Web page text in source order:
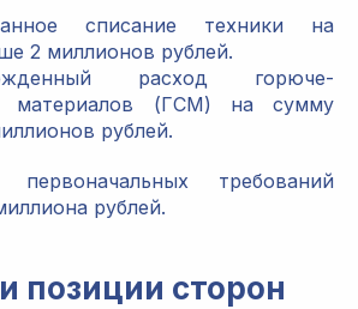
списание техники на
2 миллионов рублей.
расход горюче-
материалов (ГСМ) на сумму
рублей.
требований
рублей.
позиции сторон